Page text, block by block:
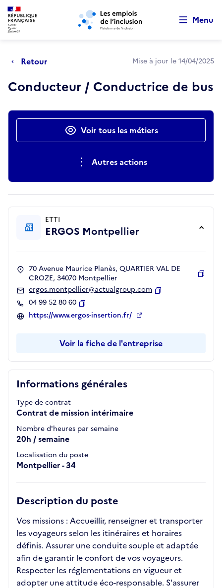
Aller au menu principal Aller au contenu principal
Menu
Retour Mise à jour le 14/04/2025
Conducteur / Conductrice de bus
Actions rapidesVoir tous les métiers
Autres actions
Informations générales
Type de contrat
Contrat de mission intérimaire
Nombre d'heures par semaine
20h / semaine
Localisation du poste
Montpellier - 34
Description du poste
Vos missions : Accueillir, renseigner et transporter
les voyageurs selon les itinéraires et horaires
définis. Assurer une conduite souple et adaptée
afin de garantir le confort de vos voyageurs.
Respecter les réglementations en vigueur et
adopter une attitude éco-responsable. S'assurer
ETTI
ERGOS Montpellier
70 Avenue Maurice Planès, QUARTIER VAL DE
CROZE, 34070 Montpellier
ergos.montpellier@actualgroup.com
04 99 52 80 60
Copier
https://www.ergos-insertion.fr/
Voir la fiche de l'entreprise
Retour au début de la page
Panneau de gestion des cookies